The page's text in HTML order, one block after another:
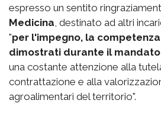
espresso un sentito
Medicina, destinato ad altri
"per l'impegno, la
dimostrati durante il mandato
una costante attenzione alla
contrattazione e alla
agroalimentari del territorio".